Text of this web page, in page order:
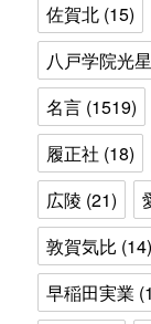
佐賀北 (15)
八戸学院光星
名言 (1519)
履正社 (18)
広陵 (21)
敦賀気比 (14)
早稲田実業